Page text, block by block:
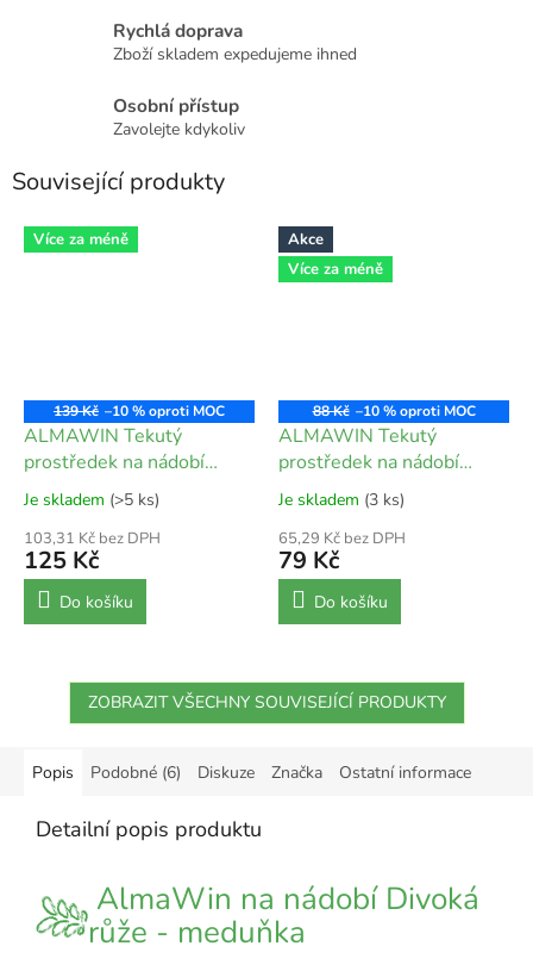
Rychlá doprava
Zboží skladem expedujeme ihned
Osobní přístup
Zavolejte kdykoliv
Související produkty
Více za méně
139 Kč –10 %
ALMAWIN Tekutý
prostředek na nádobí
Mandarinka - rakytník 1 l
Je skladem (>5 ks)
103,31 Kč bez DPH
125 Kč
Do košíku
Akce
Více za méně
88 Kč –10 %
ALMAWIN Tekutý
prostředek na nádobí
Mandarinka - rakytník 500
Je skladem (3 ks)
65,29 Kč bez DPH
79 Kč
Do košíku
ZOBRAZIT VŠECHNY SOUVISEJÍCÍ PRODUKTY
Popis Podobné (6) Diskuze Značka Ostatní informace
Detailní popis produktu
AlmaWin na nádobí Divoká
růže - meduňka